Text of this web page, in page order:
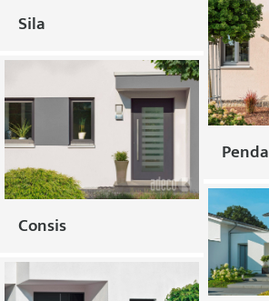
Sila
Consis
Penda